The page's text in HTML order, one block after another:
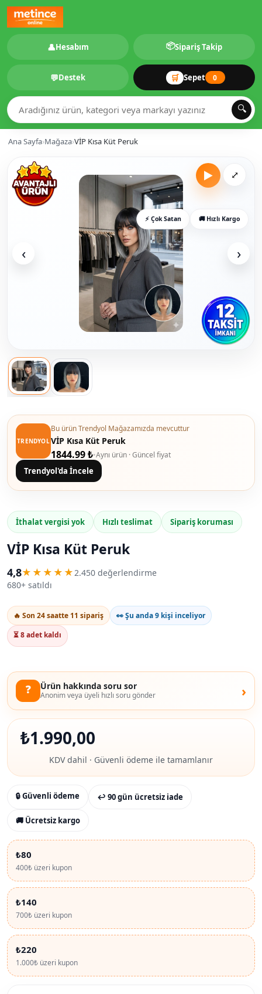
🔍
👤Hesabım 📦Sipariş Takip
💬Destek 🛒 Sepet 0
Ana Sayfa›Mağaza›VİP Kısa Küt Peruk
⚡ Çok Satan 🚚 Hızlı Kargo
▶
‹ ›
⤢
TRENDYOL
Bu ürün Trendyol Mağazamızda mevcuttur
VİP Kısa Küt Peruk
1844.99 ₺•Aynı ürün · Güncel fiyat
Trendyol'da İncele
İthalat vergisi yok Hızlı teslimat Sipariş koruması
VİP Kısa Küt Peruk
4,8★★★★★ 2.450 değerlendirme
680+ satıldı
🔥 Son 24 saatte 11 sipariş
👀 Şu anda 9 kişi inceliyor
⏳ 8 adet kaldı
❓ Ürün hakkında soru sor
Anonim veya üyeli hızlı soru gönder ›
₺1.990,00
KDV dahil · Güvenli ödeme ile tamamlanır
🔒 Güvenli ödeme ↩ 90 gün ücretsiz iade
🚚 Ücretsiz kargo
₺80
400₺ üzeri kupon
₺140
700₺ üzeri kupon
₺220
1.000₺ üzeri kupon